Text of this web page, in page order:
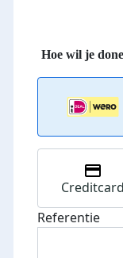
Creditcard
Referentie